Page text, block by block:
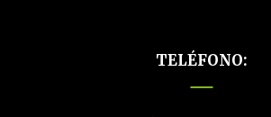
TELÉFONO: